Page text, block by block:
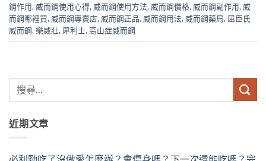
鋼作用, 威而鋼使用心得, 威而鋼使用方法, 威而鋼價格, 威而鋼副作用, 威
而鋼哪裡買, 威而鋼專賣店, 威而鋼正品, 威而鋼用法, 威而鋼藥局, 屈臣氏
威而鋼, 樂威壯, 犀利士, 高山症威而鋼
近期文章